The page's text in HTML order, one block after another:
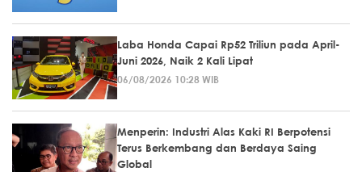
Laba Honda Capai Rp52 Triliun pada April-
Juni 2026, Naik 2 Kali Lipat
06/08/2026 10:28 WIB
Menperin: Industri Alas Kaki RI Berpotensi
Terus Berkembang dan Berdaya Saing
Global